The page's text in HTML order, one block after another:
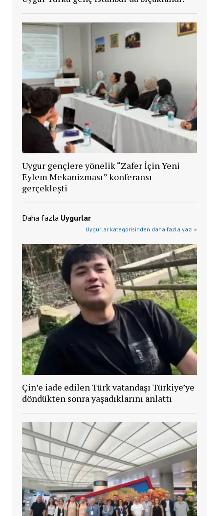
Uygur gençlere yönelik “Zafer İçin Yeni
Eylem Mekanizması” konferansı
gerçekleşti
Daha fazla Uygurlar
Uygurlar kategorisinden daha fazla yazı »
Çin’e iade edilen Türk vatandaşı Türkiye’ye
döndükten sonra yaşadıklarını anlattı